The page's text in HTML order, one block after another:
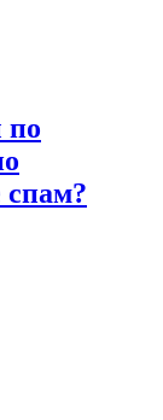
по
спам?